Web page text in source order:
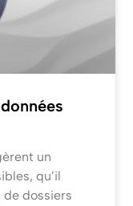
un
qu’il
de dossiers